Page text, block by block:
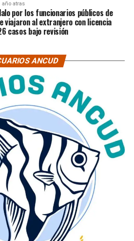
año atras
por los funcionarios públicos de
viajaron al extranjero con licencia
casos bajo revisión
ANCUD